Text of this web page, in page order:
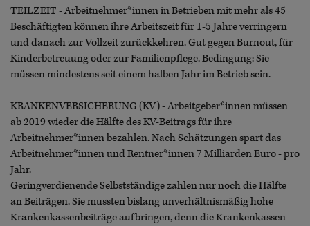
TEILZEIT - Arbeitnehmer*innen in Betrieben mit mehr als 45
Beschäftigten können ihre Arbeitszeit für 1-5 Jahre verringern
und danach zur Vollzeit zurückkehren. Gut gegen Burnout, für
Kinderbetreuung oder zur Familienpflege. Bedingung: Sie
müssen mindestens seit einem halben Jahr im Betrieb sein.
KRANKENVERSICHERUNG (KV) - Arbeitgeber*innen müssen
ab 2019 wieder die Hälfte des KV-Beitrags für ihre
Arbeitnehmer*innen bezahlen. Nach Schätzungen spart das
Arbeitnehmer*innen und Rentner*innen 7 Milliarden Euro - pro
Jahr.
Geringverdienende Selbstständige zahlen nur noch die Hälfte
an Beiträgen. Sie mussten bislang unverhältnismäßig hohe
Krankenkassenbeiträge aufbringen, denn die Krankenkassen